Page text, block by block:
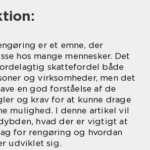
er et emne, der
hos mange mennesker. Det
skattefordel både
og virksomheder, men det
en god forståelse af de
og krav for at kunne drage
mulighed. I denne artikel vil
hvad der er vigtigt at
for rengøring og hvordan
udviklet sig.